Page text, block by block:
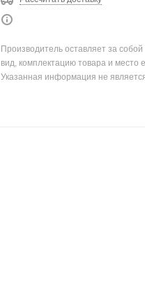
Производитель оставляет за
вид, комплектацию товара и место
Указанная информация не